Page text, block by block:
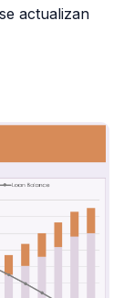
actualizan